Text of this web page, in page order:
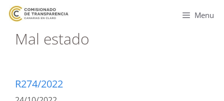
Menu
Mal estado
R274/2022